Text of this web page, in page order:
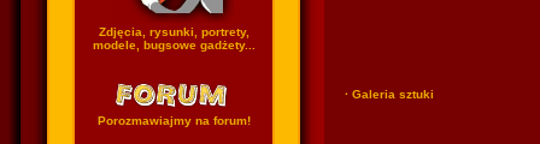
Zdjęcia, rysunki, portrety,
modele, bugsowe gadżety...
Porozmawiajmy na forum!
· Galeria sztuki